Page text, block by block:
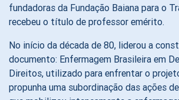
fundadoras da Fundação Baiana para o
recebeu o título de professor emérito.
No início da década de 80, liderou a
documento: Enfermagem Brasileira em
Direitos, utilizado para enfrentar o
propunha uma subordinação das ações